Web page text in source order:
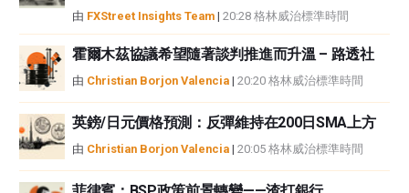
FXStreet並非註冊投資顧問，本文內容無意提供任何投資建議。
由 FXStreet Insights Team | 20:28 格林威治標準時間
霍爾木茲協議希望隨著談判推進而升溫 – 路透社
由 Christian Borjon Valencia | 20:20 格林威治標準時間
英鎊/日元價格預測：反彈維持在200日SMA上方
由 Christian Borjon Valencia | 20:05 格林威治標準時間